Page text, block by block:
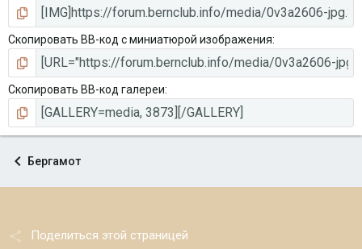
Скопировать BB-код с миниатюрой изображения
Скопировать BB-код галереи
Бергамот
Поделиться этой страницей